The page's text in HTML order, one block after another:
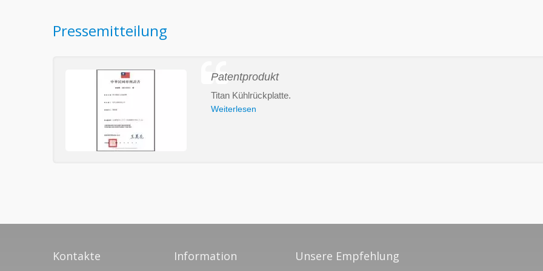
Pressemitteilung
Patentprodukt
Titan Kühlrückplatte.
Weiterlesen
Kontakte Information Unsere Empfehlung